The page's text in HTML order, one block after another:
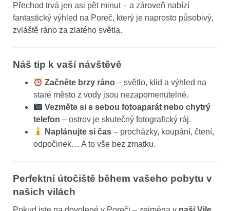
Přechod trvá jen asi pět minut – a zároveň nabízí
fantastický výhled na Poreč, který je naprosto působivý,
zvláště ráno za zlatého světla.
Náš tip k vaší návštěvě
Začněte brzy ráno – světlo, klid a výhled na
staré město z vody jsou nezapomenutelné.
Vezměte si s sebou fotoaparát nebo chytrý
telefon – ostrov je skutečný fotografický ráj.
Naplánujte si čas – procházky, koupání, čtení,
odpočinek… A to vše bez zmatku.
Perfektní útočiště během vašeho pobytu v
našich vilách